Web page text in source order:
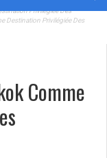
Privilégiée Des
Destination Privilégiée Des
Comme